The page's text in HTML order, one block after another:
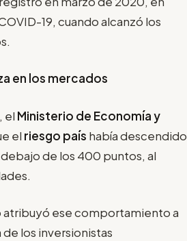
19, cuando alcanzó los
en los mercados
el Ministerio de Economía y
el riesgo país había descendido
de los 400 puntos, al
atribuyó ese comportamiento a
los inversionistas